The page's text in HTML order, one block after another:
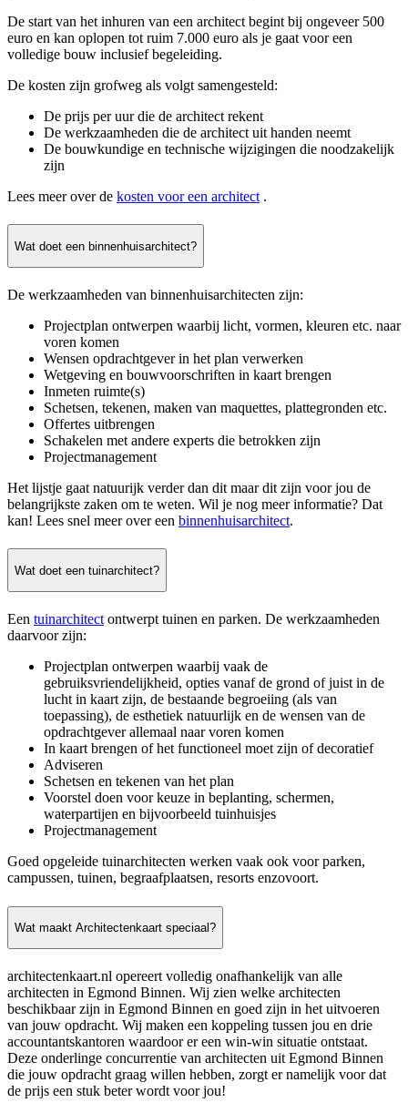
De start van het inhuren van een architect begint bij ongeveer 500
euro en kan oplopen tot ruim 7.000 euro als je gaat voor een
volledige bouw inclusief begeleiding.
De kosten zijn grofweg als volgt samengesteld:
De prijs per uur die de architect rekent
De werkzaamheden die de architect uit handen neemt
De bouwkundige en technische wijzigingen die noodzakelijk
zijn
Lees meer over de kosten voor een architect .
Wat doet een binnenhuisarchitect?
De werkzaamheden van binnenhuisarchitecten zijn:
Projectplan ontwerpen waarbij licht, vormen, kleuren etc. naar
voren komen
Wensen opdrachtgever in het plan verwerken
Wetgeving en bouwvoorschriften in kaart brengen
Inmeten ruimte(s)
Schetsen, tekenen, maken van maquettes, plattegronden etc.
Offertes uitbrengen
Schakelen met andere experts die betrokken zijn
Projectmanagement
Het lijstje gaat natuurijk verder dan dit maar dit zijn voor jou de
belangrijkste zaken om te weten. Wil je nog meer informatie? Dat
kan! Lees snel meer over een binnenhuisarchitect.
Wat doet een tuinarchitect?
Een tuinarchitect ontwerpt tuinen en parken. De werkzaamheden
daarvoor zijn:
Projectplan ontwerpen waarbij vaak de
gebruiksvriendelijkheid, opties vanaf de grond of juist in de
lucht in kaart zijn, de bestaande begroeiing (als van
toepassing), de esthetiek natuurlijk en de wensen van de
opdrachtgever allemaal naar voren komen
In kaart brengen of het functioneel moet zijn of decoratief
Adviseren
Schetsen en tekenen van het plan
Voorstel doen voor keuze in beplanting, schermen,
waterpartijen en bijvoorbeeld tuinhuisjes
Projectmanagement
Goed opgeleide tuinarchitecten werken vaak ook voor parken,
campussen, tuinen, begraafplaatsen, resorts enzovoort.
Wat maakt Architectenkaart speciaal?
architectenkaart.nl opereert volledig onafhankelijk van alle
architecten in Egmond Binnen. Wij zien welke architecten
beschikbaar zijn in Egmond Binnen en goed zijn in het uitvoeren
van jouw opdracht. Wij maken een koppeling tussen jou en drie
accountantskantoren waardoor er een win-win situatie ontstaat.
Deze onderlinge concurrentie van architecten uit Egmond Binnen
die jouw opdracht graag willen hebben, zorgt er namelijk voor dat
de prijs een stuk beter wordt voor jou!